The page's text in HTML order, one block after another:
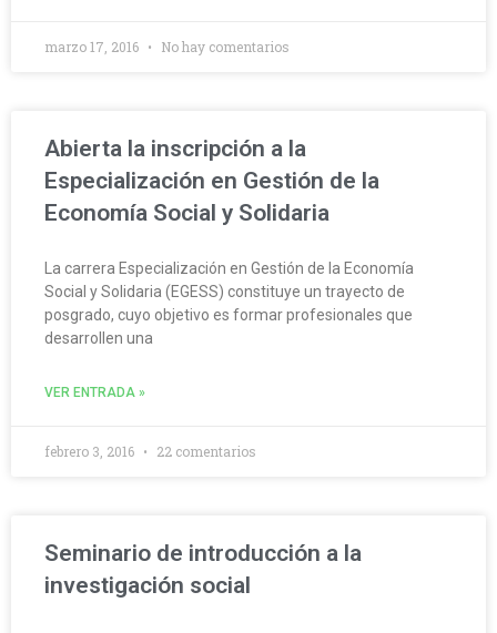
marzo 17, 2016 No hay comentarios
Abierta la inscripción a la
Especialización en Gestión de la
Economía Social y Solidaria
La carrera Especialización en Gestión de la Economía
Social y Solidaria (EGESS) constituye un trayecto de
posgrado, cuyo objetivo es formar profesionales que
desarrollen una
VER ENTRADA »
febrero 3, 2016 22 comentarios
Seminario de introducción a la
investigación social